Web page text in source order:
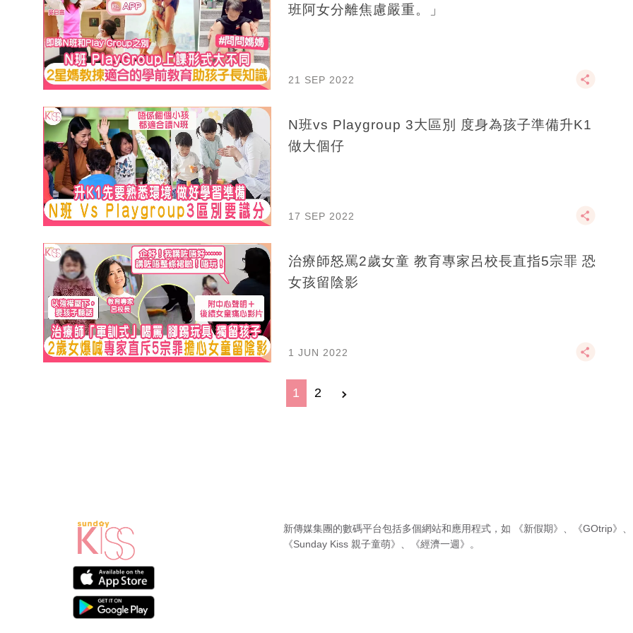
班阿女分離焦慮嚴重。」
21 SEP 2022
N班vs Playgroup 3大區別 度身為孩子準備升K1
做大個仔
17 SEP 2022
治療師怒罵2歲女童 教育專家呂校長直指5宗罪 恐
女孩留陰影
1 JUN 2022
1 2
新傳媒集團的數碼平台包括多個網站和應用程式，如 《新假期》 《GOtrip》
《Sunday Kiss 親子童萌》
《經濟一週》 。